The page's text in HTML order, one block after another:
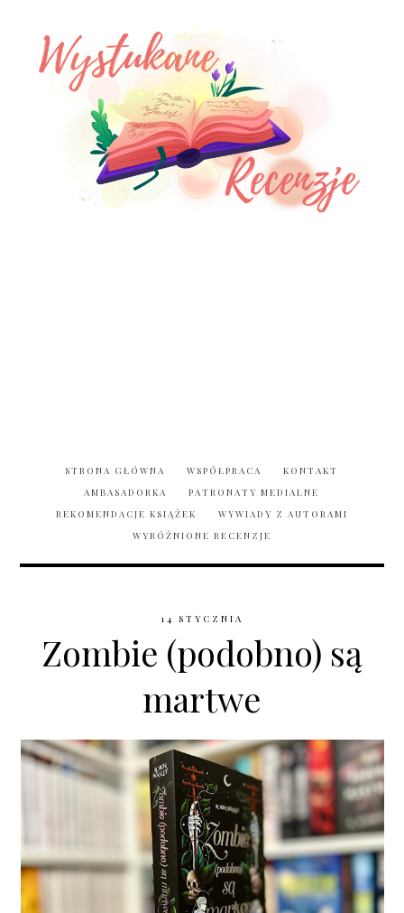
STRONA GŁÓWNA WSPÓŁPRACA
KONTAKT
AMBASADORKA
PATRONATY MEDIALNE
REKOMENDACJE KSIĄŻEK
WYWIADY Z AUTORAMI
WYRÓŻNIONE RECENZJE
14 STYCZNIA
Zombie (podobno) są
martwe